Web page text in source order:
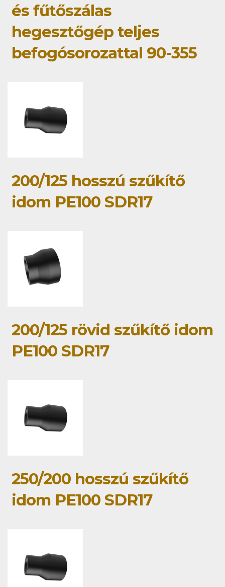
és fűtőszálas
hegesztőgép teljes
befogósorozattal 90-355
200/125 hosszú szűkítő
idom PE100 SDR17
200/125 rövid szűkítő idom
PE100 SDR17
250/200 hosszú szűkítő
idom PE100 SDR17